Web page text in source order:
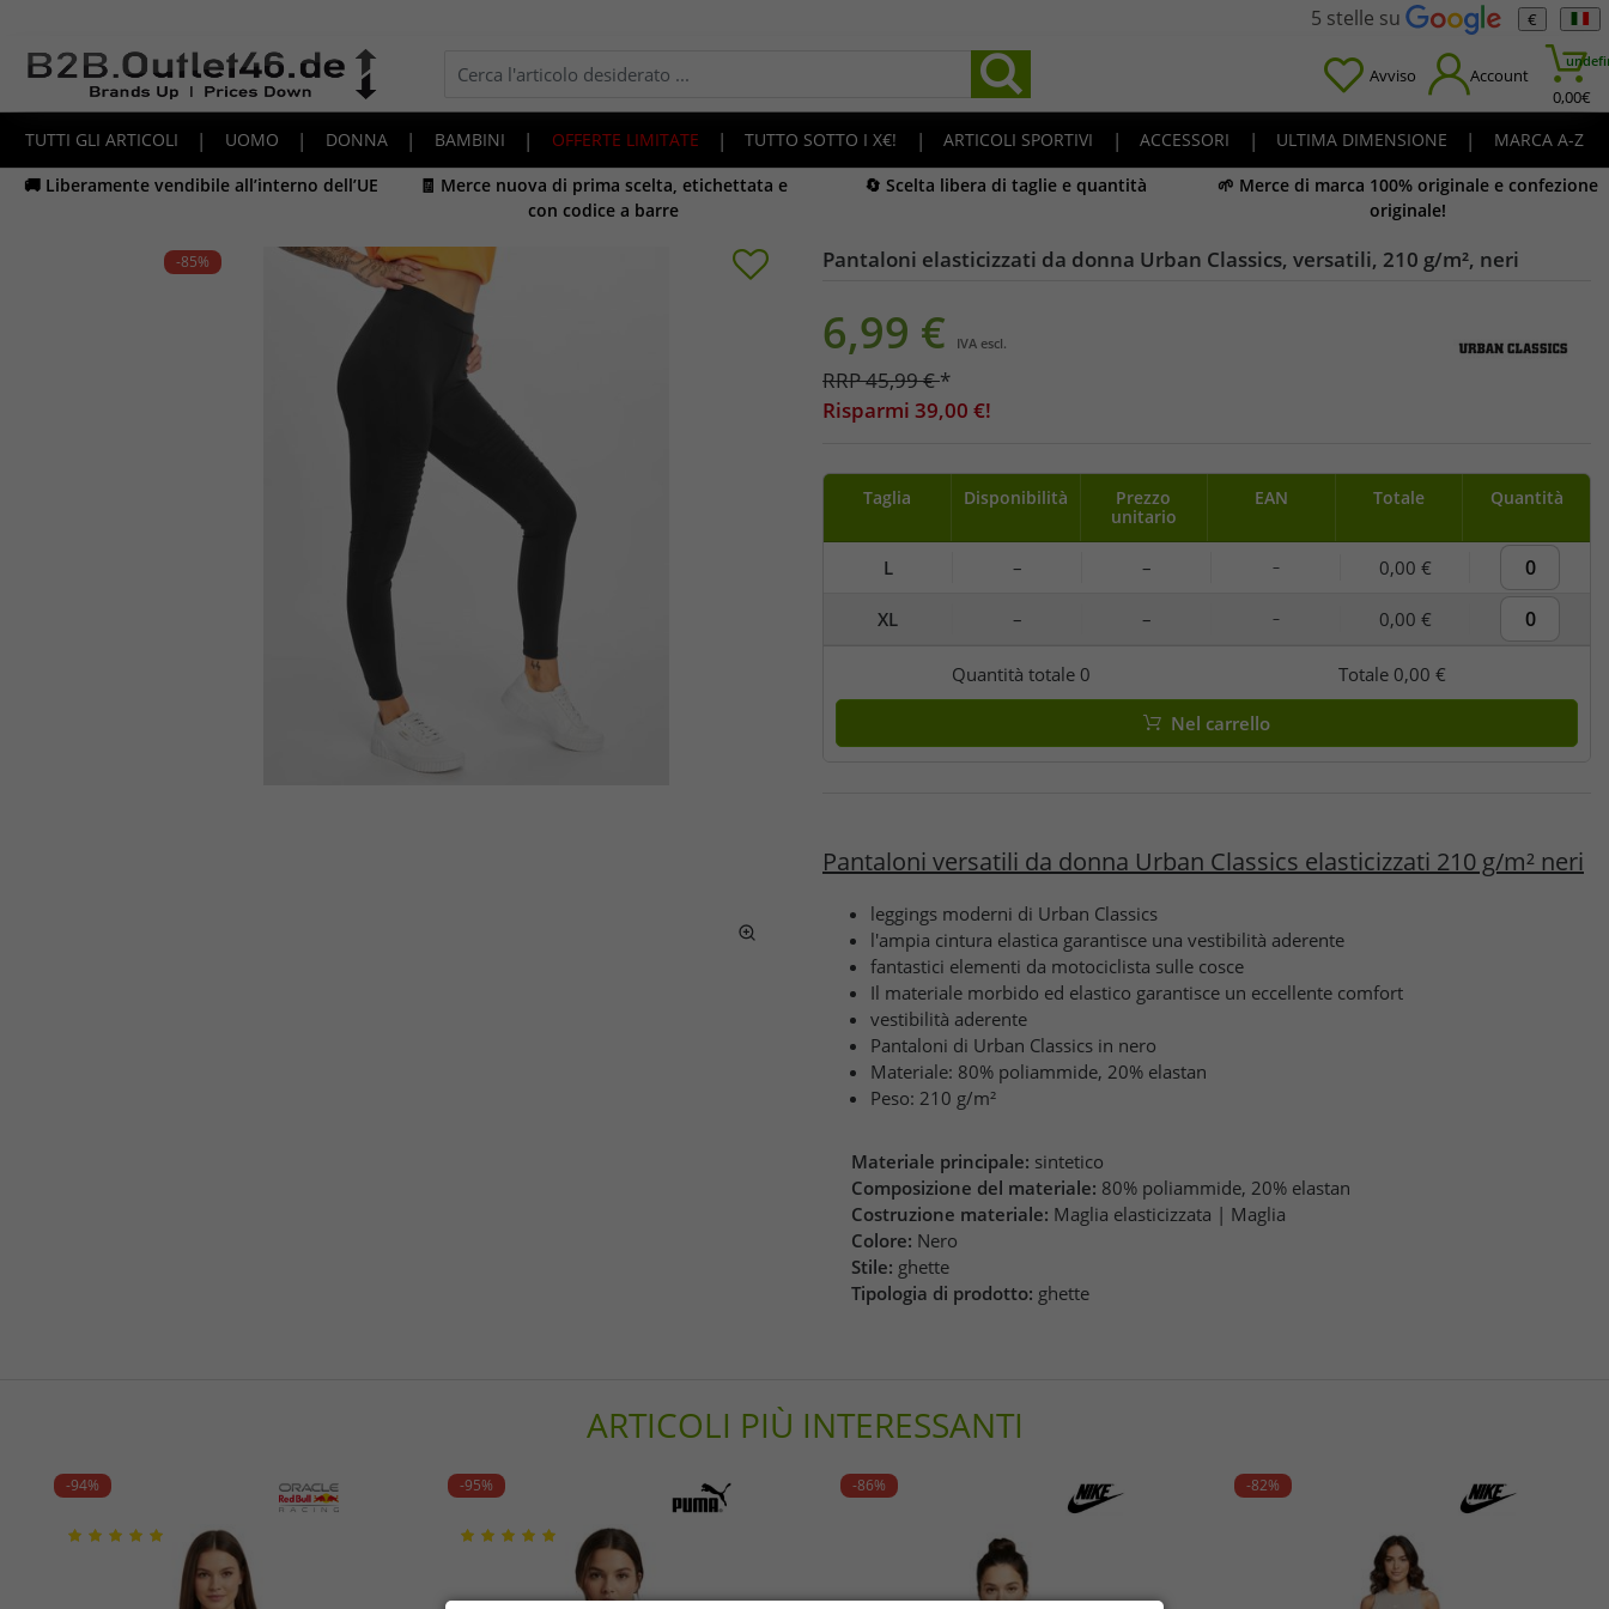
5 stelle su €
Avviso Account
0,00€
TUTTI GLI ARTICOLI | UOMO | DONNA | BAMBINI | OFFERTE LIMITATE | TUTTO SOTTO I X€! | ARTICOLI SPORTIVI | ACCESSORI | ULTIMA DIMENSIONE |
MARCA A-Z
🚚 Liberamente vendibile all’interno dell’UE
🧾 Merce nuova di prima scelta, etichettata e
con codice a barre
🔄 Scelta libera di taglie e quantità
🌱 Merce di marca 100% originale e confezione
originale!
-85% Pantaloni elasticizzati da donna Urban Classics, versatili, 210 g/m², neri
6,99 € IVA escl.
RRP45,99€*
Risparmi 39,00 €!
Taglia Disponibilità
Prezzo
unitario
EAN Totale Quantità
L – – – 0,00 €
XL – – – 0,00 €
Quantità totale 0 Totale 0,00 €
Nel carrello
Pantaloni versatili da donna Urban Classics elasticizzati 210 g/m² neri
leggings moderni di Urban Classics
l'ampia cintura elastica garantisce una vestibilità aderente
fantastici elementi da motociclista sulle cosce
Il materiale morbido ed elastico garantisce un eccellente comfort
vestibilità aderente
Pantaloni di Urban Classics in nero
Materiale: 80% poliammide, 20% elastan
Peso: 210 g/m²
Materiale principale: sintetico
Composizione del materiale: 80% poliammide, 20% elastan
Costruzione materiale: Maglia elasticizzata | Maglia
Colore: Nero
Stile: ghette
Tipologia di prodotto: ghette
ARTICOLI PIÙ INTERESSANTI
-94% -95% -86% -82%